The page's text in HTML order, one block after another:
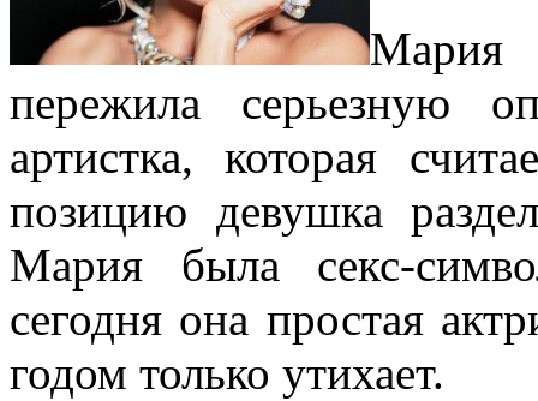
Мария
пережила серьезную
артистка, которая
позицию девушка
Мария была секс-
сегодня она простая
годом только утихает.